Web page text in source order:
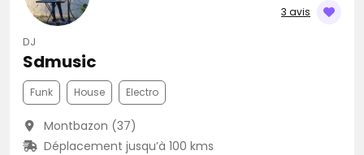
3 avis
DJ
Sdmusic
Funk House Electro
Montbazon (37)
Déplacement jusqu’à 100 kms